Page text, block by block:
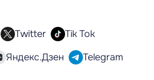
Twitter
Tik Tok
Яндекс.Дзен
Telegram